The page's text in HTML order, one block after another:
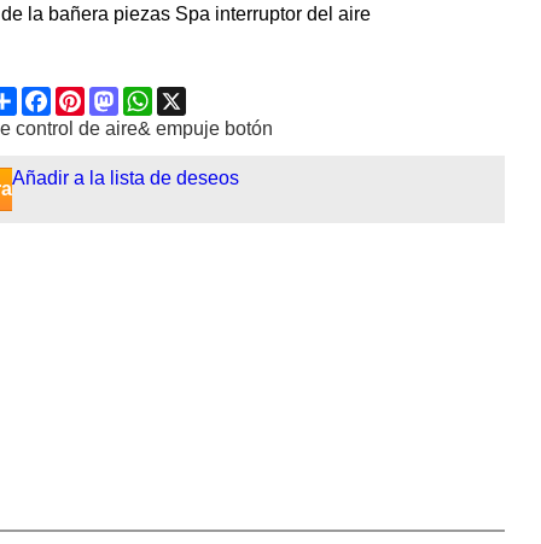
la bañera piezas Spa interruptor del aire
ShareFacebook
PinterestMastodonWhatsApp
control de aire& empuje botón
Añadir a la lista de deseos